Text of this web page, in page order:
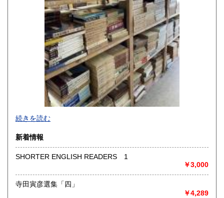
1,500円
-
沿線名：-
最寄駅：-
営業時間：-
定休日：-
書籍の買取について
続きを読む
新着情報
SHORTER ENGLISH READERS 1
￥3,000
寺田寅彦選集「四」
￥4,289